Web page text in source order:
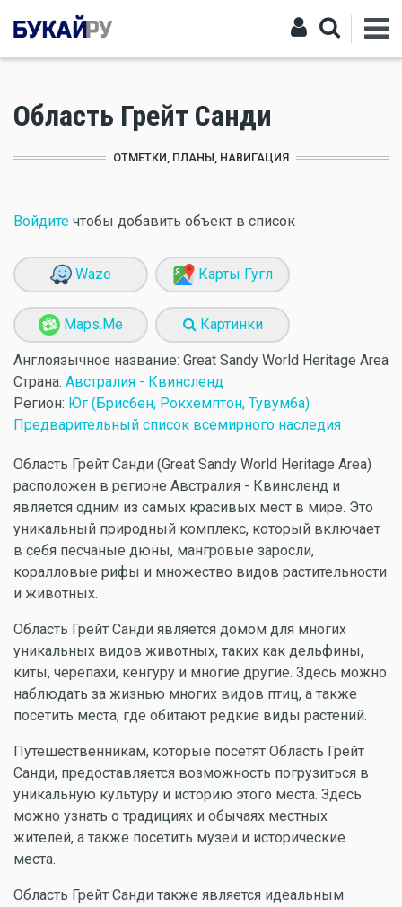
Область Грейт Санди
ОТМЕТКИ, ПЛАНЫ, НАВИГАЦИЯ
Войдите чтобы добавить объект в список
Waze Карты Гугл
Maps.Me Картинки
Англоязычное название: Great Sandy World Heritage Area
Страна: Австралия - Квинсленд
Регион: Юг (Брисбен, Рокхемптон, Тувумба)
Предварительный список всемирного наследия
Область Грейт Санди (Great Sandy World Heritage Area)
расположен в регионе Австралия - Квинсленд и
является одним из самых красивых мест в мире. Это
уникальный природный комплекс, который включает
в себя песчаные дюны, мангровые заросли,
коралловые рифы и множество видов растительности
и животных.
Область Грейт Санди является домом для многих
уникальных видов животных, таких как дельфины,
киты, черепахи, кенгуру и многие другие. Здесь можно
наблюдать за жизнью многих видов птиц, а также
посетить места, где обитают редкие виды растений.
Путешественникам, которые посетят Область Грейт
Санди, предоставляется возможность погрузиться в
уникальную культуру и историю этого места. Здесь
можно узнать о традициях и обычаях местных
жителей, а также посетить музеи и исторические
места.
Область Грейт Санди также является идеальным